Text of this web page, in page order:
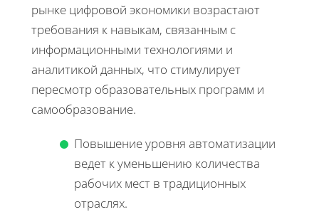
рынке цифровой экономики возрастают
требования к навыкам, связанным с
информационными технологиями и
аналитикой данных, что стимулирует
пересмотр образовательных программ и
самообразование.
Повышение уровня автоматизации
ведет к уменьшению количества
рабочих мест в традиционных
отраслях.